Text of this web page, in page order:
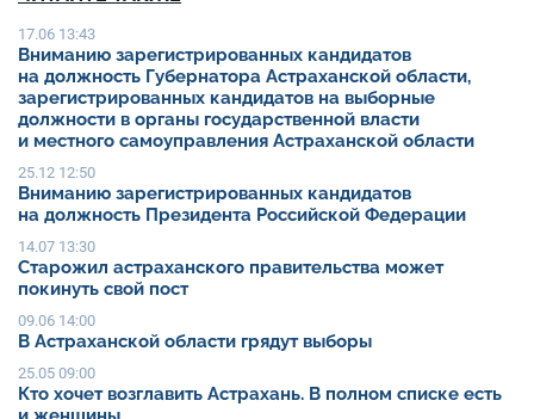
17.06 13:43
Вниманию зарегистрированных кандидатов
на должность Губернатора Астраханской области,
зарегистрированных кандидатов на выборные
должности в органы государственной власти
и местного самоуправления Астраханской области
25.12 12:50
Вниманию зарегистрированных кандидатов
на должность Президента Российской Федерации
14.07 13:30
Старожил астраханского правительства может
покинуть свой пост
09.06 14:00
В Астраханской области грядут выборы
25.05 09:00
Кто хочет возглавить Астрахань. В полном списке есть